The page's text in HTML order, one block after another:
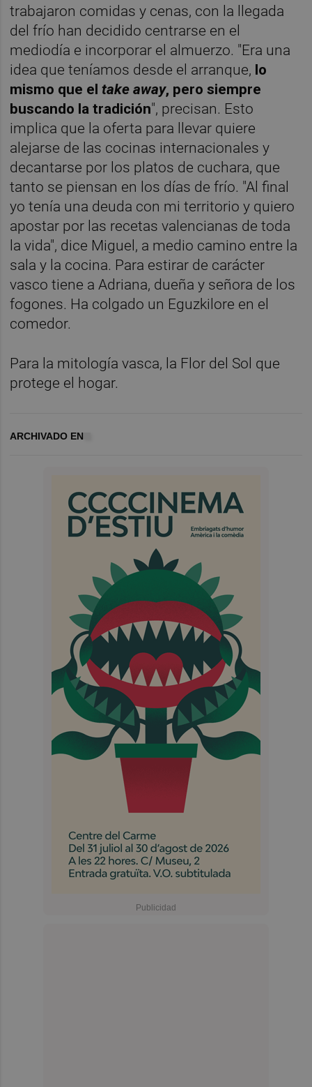
trabajaron comidas y cenas, con la llegada
del frío han decidido centrarse en el
mediodía e incorporar el almuerzo. "Era una
idea que teníamos desde el arranque, lo
mismo que eltake away, pero siempre
buscando la tradición", precisan. Esto
implica que la oferta para llevar quiere
alejarse de las cocinas internacionales y
decantarse por los platos de cuchara, que
tanto se piensan en los días de frío. "Al final
yo tenía una deuda con mi territorio y quiero
apostar por las recetas valencianas de toda
la vida", dice Miguel, a medio camino entre la
sala y la cocina. Para estirar de carácter
vasco tiene a Adriana, dueña y señora de los
fogones. Ha colgado un Eguzkilore en el
comedor.
Para la mitología vasca, la Flor del Sol que
protege el hogar.
ARCHIVADO EN